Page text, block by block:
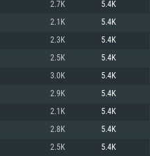
Radeon 77XX / NVIDIA
은 지원하지 않습니다)
5200 (Mac), 혹은 이와 비슷한 성
해상도: 720p
픽 드라이버를 지원하는 NVIDIA
가지며 최신 그래픽 드라이버를 지
해상도 720p)
2.7K 5.4K
2.1K 5.4K
2.3K 5.4K
2.5K 5.4K
3.0K 5.4K
2.9K 5.4K
2.1K 5.4K
2.8K 5.4K
2.5K 5.4K